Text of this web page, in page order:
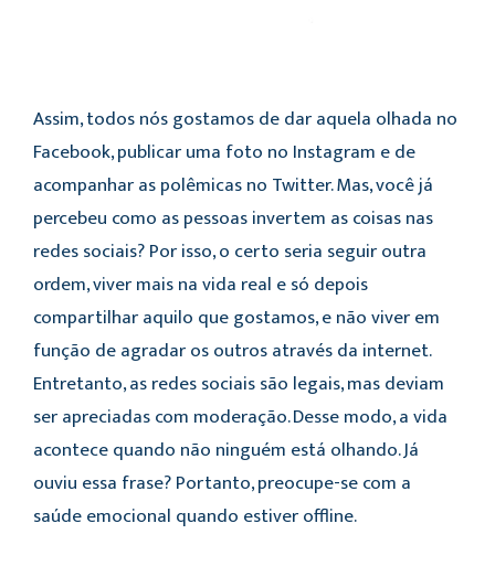
Assim, todos nós gostamos de dar aquela olhada no
Facebook, publicar uma foto no Instagram e de
acompanhar as polêmicas no Twitter. Mas, você já
percebeu como as pessoas invertem as coisas nas
redes sociais? Por isso, o certo seria seguir outra
ordem, viver mais na vida real e só depois
compartilhar aquilo que gostamos, e não viver em
função de agradar os outros através da internet.
Entretanto, as redes sociais são legais, mas deviam
ser apreciadas com moderação. Desse modo, a vida
acontece quando não ninguém está olhando. Já
ouviu essa frase? Portanto, preocupe-se com a
saúde emocional quando estiver offline.